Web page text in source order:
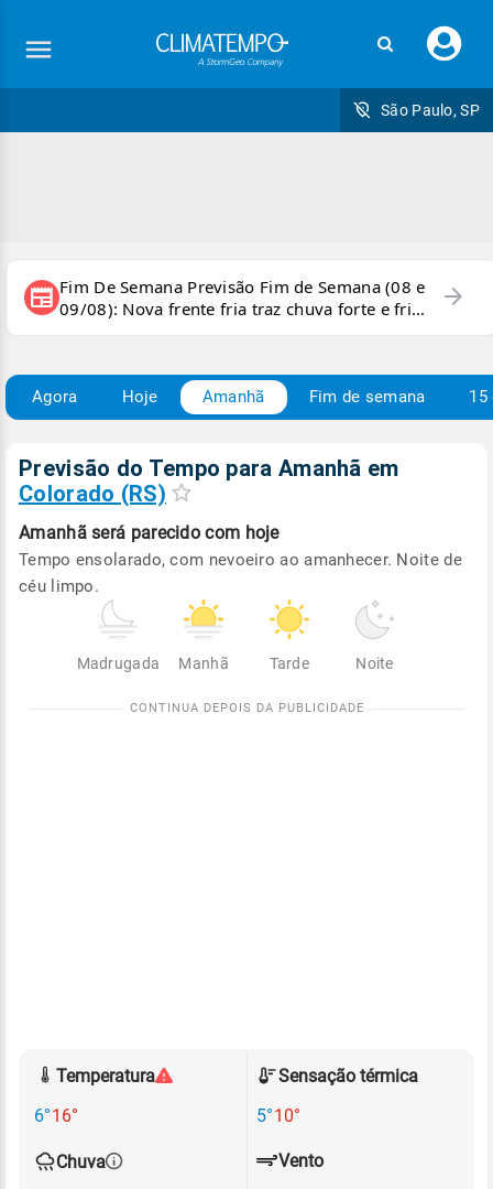
seu
São Paulo, SP
newspaper Fim De Semana Previsão Fim de Semana (08 e
09/08): Nova frente fria traz chuva forte e frio
para áreas do país
arrow_forward
Agora Hoje Amanhã Fim de semana 15
Previsão do Tempo para Amanhã em
Colorado (RS)
Amanhã será parecido com hoje
Tempo ensolarado, com nevoeiro ao amanhecer. Noite de
céu limpo.
Madrugada Manhã Tarde Noite
Temperatura
6°16°
Sensação térmica
5°10°
Chuva
Vento